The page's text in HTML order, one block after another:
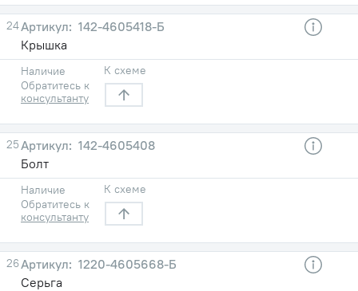
24
142-4605418-Б
Крышка
Наличие
Обратитесь к
консультанту
К схеме
25
142-4605408
Болт
Наличие
Обратитесь к
консультанту
К схеме
26
1220-4605668-Б
Серьга